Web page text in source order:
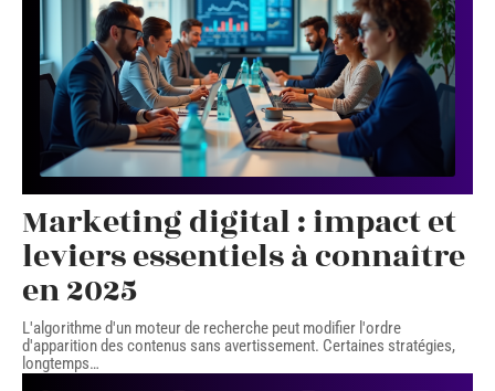
Marketing digital : impact et
leviers essentiels à connaître
en 2025
L'algorithme d'un moteur de recherche peut modifier l'ordre
d'apparition des contenus sans avertissement. Certaines stratégies,
longtemps…